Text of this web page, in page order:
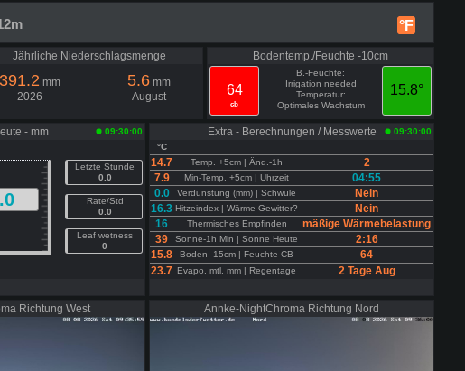
°F
Jährliche Niederschlagsmenge
391.2 mm
2026
5.6 mm
August
Bodentemp./Feuchte -10cm
64
cb
15.8°
B.-Feuchte:
Irrigation needed
Temperatur:
Optimales Wachstum
- mm 09:30:00
Letzte Stunde
0.0
Rate/Std
0.0
Leaf wetness
0
Extra - Berechnungen / Messwerte
09:30:00
°C
14.7 Temp. +5cm | Änd.-1h
2
7.9
Min-Temp. +5cm | Uhrzeit
04:55
0.0
Verdunstung (mm) | Schwüle
Nein
16.3 Hitzeindex | Wärme-Gewitter?
Nein
16
Thermisches Empfinden
mäßige Wärmebelastung
39
Sonne-1h Min | Sonne Heute
2:16
15.8
Boden -15cm | Feuchte CB
64
23.7 Evapo. mtl. mm | Regentage 2 Tage Aug
Richtung West Annke-NightChroma Richtung Nord